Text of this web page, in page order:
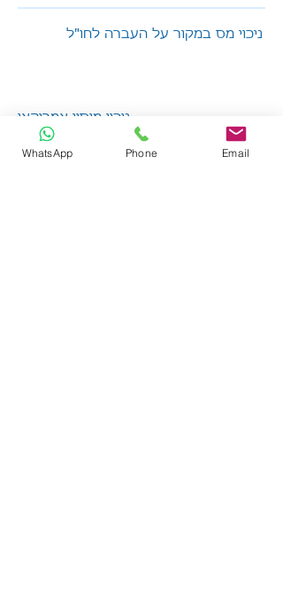
ניכוי מס במקור על העברה לחו"ל
ניכוי מיסוי אמריקאי
WhatsApp Phone Email